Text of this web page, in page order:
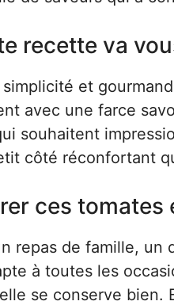
recette va
et
avec une farce
souhaitent
côté réconfortant
ces
repas de famille, un
à toutes les
se conserve bien.